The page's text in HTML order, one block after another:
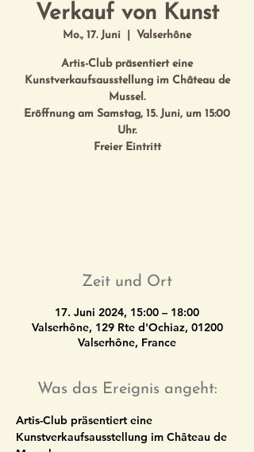
Verkauf von Kunst
Mo., 17. Juni Valserhône
Artis-Club präsentiert eine
Kunstverkaufsausstellung im Château de
Mussel.
Eröffnung am Samstag, 15. Juni, um 15:00
Uhr.
Freier Eintritt
Zeit und Ort
17. Juni 2024, 15:00 – 18:00
Valserhône, 129 Rte d'Ochiaz, 01200
Valserhône, France
Was das Ereignis angeht:
Artis-Club präsentiert eine
Kunstverkaufsausstellung im Château de